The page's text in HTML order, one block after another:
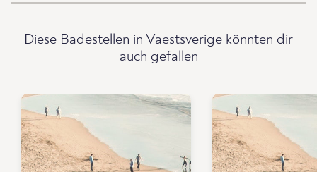
Diese Badestellen in Vaestsverige könnten dir
auch gefallen